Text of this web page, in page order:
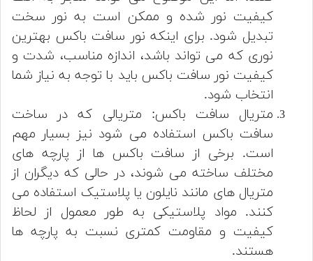
کیفیت نور شده و ممکن است به نور سخت
تبدیل شود. برای اینکه نور سافت باکس بهترین
نوری که می تواند باشد، اندازه مناسب، شدت و
کیفیت نور سافت باکس باید با توجه به نیاز شما
انتخاب شود.
متریال سافت باکس: متریالی که در ساخت
سافت باکس استفاده می شود نیز بسیار مهم
است. برخی از سافت باکس ها از پارچه های
مختلف ساخته می شوند، در حالی که دیگران از
متریال های مانند نایلون یا پلاستیک استفاده می
کنند. مواد پلاستیکی به طور معمول از لحاظ
کیفیت و مقاومت کمتری نسبت به پارچه ها
هستند.